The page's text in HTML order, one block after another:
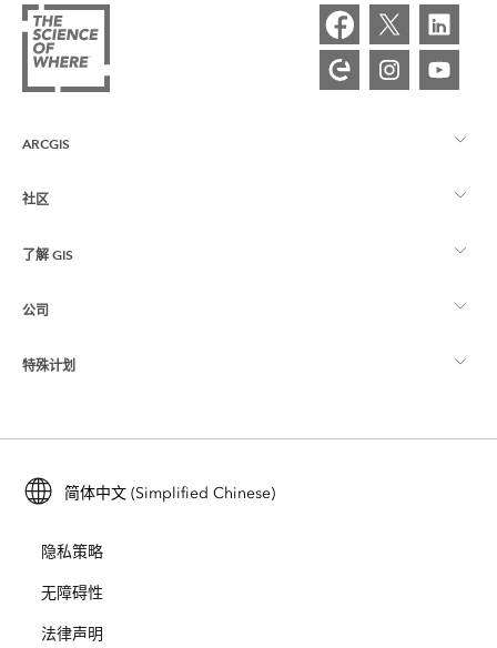
ARCGIS
ArcGIS 概览
制图
Esri Store
社区
Esri 社区
ArcGIS 博客
Esri 年轻专家关系网
了解 GIS
什么是 GIS？
位置智能
培训
ArcUser
ArcNews
ArcWatch
公司
关于 Esri
招贤纳士
开放视野
特殊计划
ArcGIS for Student Use
保护
简体中文 (Simplified Chinese)
隐私策略
无障碍性
法律声明